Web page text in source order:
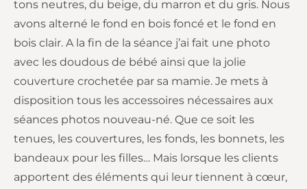
tons neutres, du beige, du marron et du gris. Nous
avons alterné le fond en bois foncé et le fond en
bois clair. A la fin de la séance j’ai fait une photo
avec les doudous de bébé ainsi que la jolie
couverture crochetée par sa mamie. Je mets à
disposition tous les accessoires nécessaires aux
séances photos nouveau-né. Que ce soit les
tenues, les couvertures, les fonds, les bonnets, les
bandeaux pour les filles… Mais lorsque les clients
apportent des éléments qui leur tiennent à cœur,